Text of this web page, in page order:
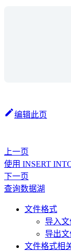
编辑此页
上一页
使用 INSERT
下一页
查询数据湖
文件格式
导入
导出
文件格式相